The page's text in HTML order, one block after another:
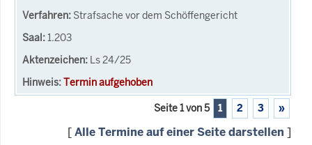
Strafsache vor dem Schöffengericht
1.203
Ls 24/25
Termin aufgehoben
Seite 1 von 5 1 2 3 »
[Alle Termine auf einer Seite darstellen ]